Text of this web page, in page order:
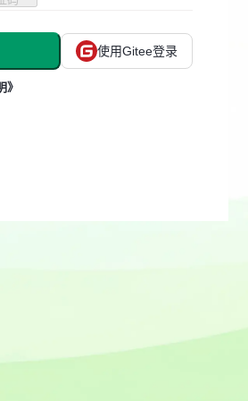
使用Gitee登录
》